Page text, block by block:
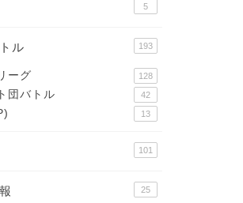
5
ル 193
ーグ 128
団バトル 42
13
101
25